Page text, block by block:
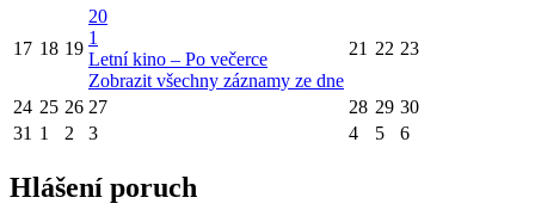
17 18 19
20
1
Letní kino – Po večerce
Zobrazit všechny záznamy ze dne
21 22 23
24 25 26 27 28 29 30
31 1 2 3 4 5 6
Hlášení poruch